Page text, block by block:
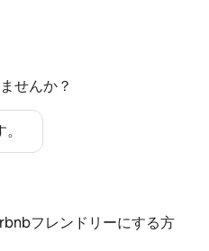
せんか？
フレンドリーにする方